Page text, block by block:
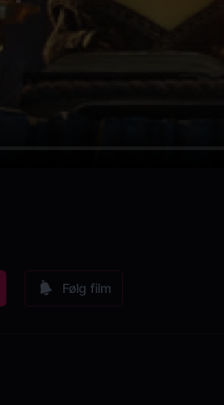
Følg film